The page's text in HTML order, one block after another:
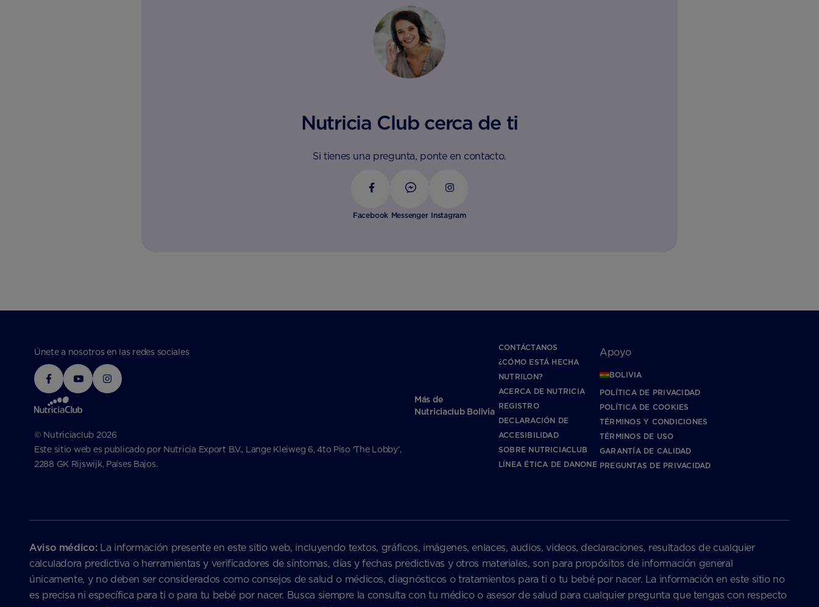
Nutricia Club cerca de ti
Si tienes una pregunta, ponte en contacto.
Facebook Messenger Instagram
Únete a nosotros en las redes sociales
© Nutriciaclub 2026
Este sitio web es publicado por Nutricia Export B.V., Lange Kleiweg 6, 4to Piso ‘The Lobby’,
2288 GK Rijswijk, Países Bajos.
Más de
Nutriciaclub Bolivia
CONTÁCTANOS
¿CÓMO ESTÁ HECHA
NUTRILON?
ACERCA DE NUTRICIA
REGISTRO
DECLARACIÓN DE
ACCESIBILIDAD
SOBRE NUTRICIACLUB
LÍNEA ÉTICA DE DANONE
Apoyo
BOLIVIA
POLÍTICA DE PRIVACIDAD
POLÍTICA DE COOKIES
TÉRMINOS Y CONDICIONES
TÉRMINOS DE USO
GARANTÍA DE CALIDAD
PREGUNTAS DE PRIVACIDAD
Aviso médico:La información presente en este sitio web, incluyendo textos, gráficos, imágenes, enlaces, audios, videos, declaraciones, resultados de cualquier
calculadora predictiva o herramientas y verificadores de síntomas, días y fechas predictivas y otros materiales, son para propósitos de información general
únicamente, y no deben ser considerados como consejos de salud o médicos, diagnósticos o tratamientos para ti o tu bebé por nacer. La información en este sitio no
es precisa ni específica para ti o para tu bebé por nacer. Busca siempre la consulta con tu médico o asesor de salud para cualquier pregunta que tengas con respecto